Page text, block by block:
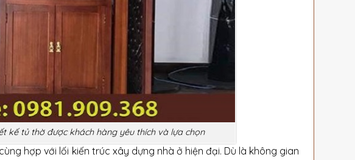
kế tủ thờ được khách hàng yêu thích và lựa chọn
hợp với lối kiến trúc xây dựng nhà ở hiện đại. Dù là không gian